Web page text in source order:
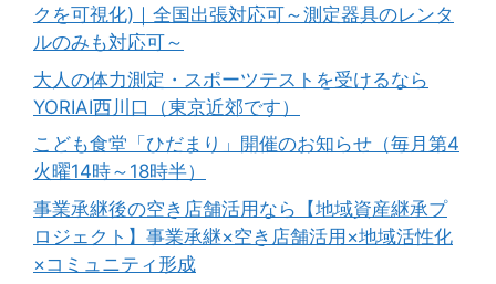
クを可視化)｜全国出張対応可～測定器具のレンタ
ルのみも対応可～
大人の体力測定・スポーツテストを受けるなら
YORIAI西川口（東京近郊です）
こども食堂「ひだまり」開催のお知らせ（毎月第4
火曜14時～18時半）
事業承継後の空き店舗活用なら【地域資産継承プ
ロジェクト】事業承継×空き店舗活用×地域活性化
×コミュニティ形成